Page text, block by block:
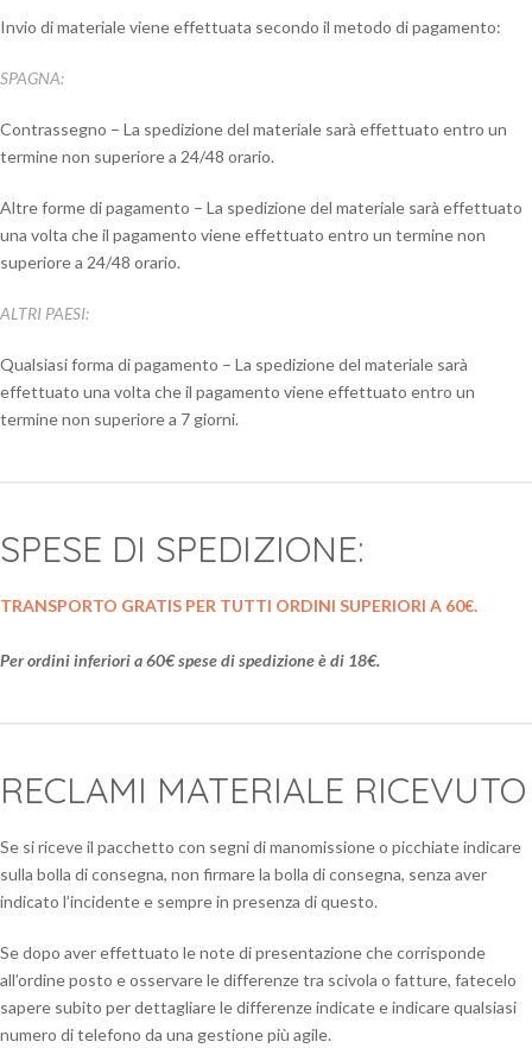
Invio di materiale viene effettuata secondo il metodo di pagamento:
SPAGNA:
Contrassegno – La spedizione del materiale sarà effettuato entro un
termine non superiore a 24/48 orario.
Altre forme di pagamento – La spedizione del materiale sarà effettuato
una volta che il pagamento viene effettuato entro un termine non
superiore a 24/48 orario.
ALTRI PAESI:
Qualsiasi forma di pagamento – La spedizione del materiale sarà
effettuato una volta che il pagamento viene effettuato entro un
termine non superiore a 7 giorni.
SPESE DI SPEDIZIONE:
TRANSPORTO GRATIS PER TUTTI ORDINI SUPERIORI A 60€.
Per ordini inferiori a 60€ spese di spedizione è di 18€.
RECLAMI MATERIALE RICEVUTO
Se si riceve il pacchetto con segni di manomissione o picchiate indicare
sulla bolla di consegna, non firmare la bolla di consegna, senza aver
indicato l’incidente e sempre in presenza di questo.
Se dopo aver effettuato le note di presentazione che corrisponde
all’ordine posto e osservare le differenze tra scivola o fatture, fatecelo
sapere subito per dettagliare le differenze indicate e indicare qualsiasi
numero di telefono da una gestione più agile.